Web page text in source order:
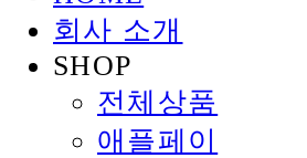
회사 소개
SHOP
전체상품
애플페이